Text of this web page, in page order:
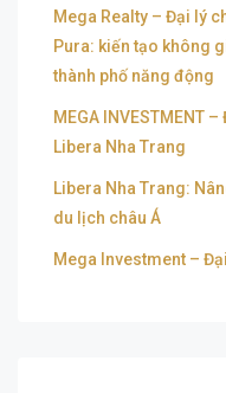
Mega Realty – Đại lý
Pura: kiến tạo không
thành phố năng động
MEGA INVESTMENT
Libera Nha Trang
Libera Nha Trang:
du lịch châu Á
Mega Investment –